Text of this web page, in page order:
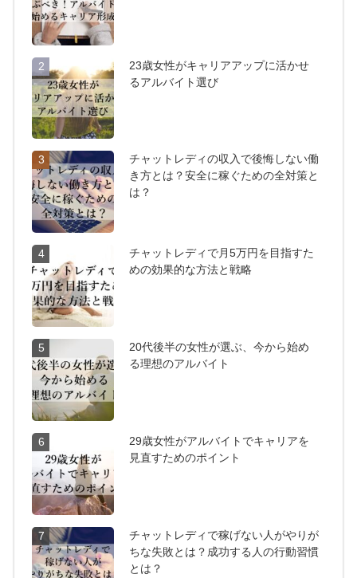
2
23歳女性がキャリアアップに活かせ
るアルバイト選び
3
チャットレディの収入で後悔しない働
き方とは？安全に稼ぐための全対策と
は？
4
チャットレディで月5万円を目指すた
めの効果的な方法と戦略
5
20代後半の女性が選ぶ、今から始め
る理想のアルバイト
6
29歳女性がアルバイトでキャリアを
見直すためのポイント
7
チャットレディで稼げない人がやりが
ちな失敗とは？成功する人の行動習慣
とは？